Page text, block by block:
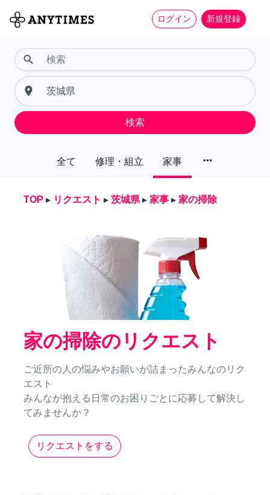
ログイン 新規登録
全て 修理・組立 家事 more_horiz
search
place
検索
TOP ▸ リクエスト ▸ 茨城県 ▸ 家事 ▸ 家の掃除
家の掃除のリクエスト
ご近所の人の悩みやお願いが詰まったみんなのリク
エスト
みんなが抱える日常のお困りごとに応募して解決し
てみませんか？
リクエストをする